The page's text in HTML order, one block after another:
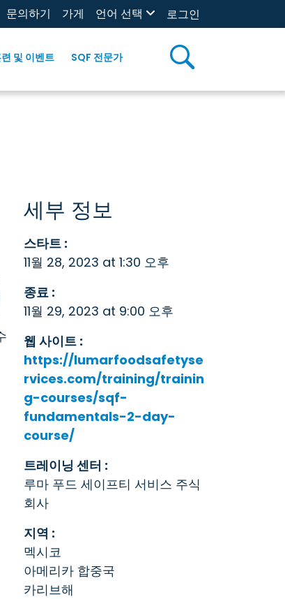
문의하기 가게 언어 선택 로그인
및 이벤트 SQF 전문가
세부 정보
스타트 :
11월 28, 2023 at 1:30 오후
종료 :
11월 29, 2023 at 9:00 오후
웹 사이트 :
https://lumarfoodsafetyse
rvices.com/training/trainin
g-courses/sqf-
fundamentals-2-day-
course/
트레이닝 센터 :
루마 푸드 세이프티 서비스 주식
회사
지역 :
멕시코
아메리카 합중국
카리브해